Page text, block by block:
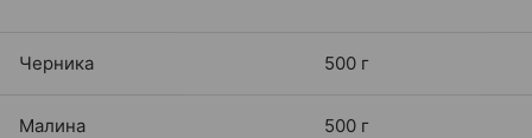
Черника 500 г
Малина 500 г